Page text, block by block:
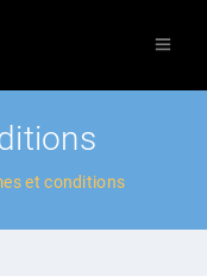
et conditions